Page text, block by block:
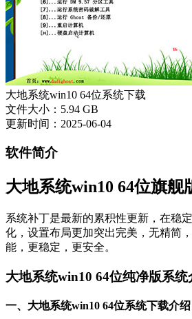
大地系统win10 64位系统下载
文件大小：5.94 GB
更新时间：2025-06-04
软件简介
大地系统win10 64位旗舰
系统补丁是最新的累积性更新，在稳
化，设置布局更加突出完美，无精简
能，更稳定，更安全。
大地系统win10 64位纯净版系统
一、大地系统win10 64位系统下载介绍